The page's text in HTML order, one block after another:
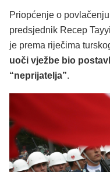
Priopćenje o
predsjednik Recep
je prema riječima
uoči vježbe bio
“neprijatelja”.